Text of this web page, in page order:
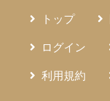
トップ
ログイン
利用規約